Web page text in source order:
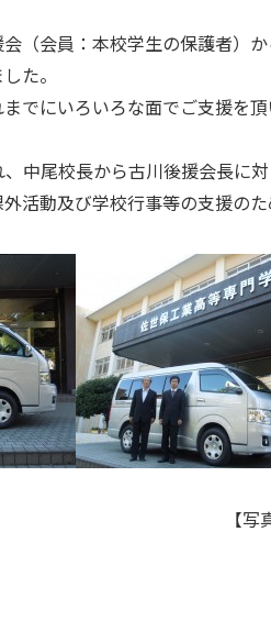
（会員：本校学生の保護者）
た。
でにいろいろな面でご支援を
中尾校長から古川後援会長に対
活動及び学校行事等の支援のた
【